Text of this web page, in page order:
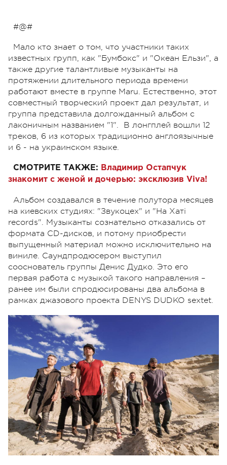
#@#
Мало кто знает о том, что участники таких
известных групп, как "Бумбокс" и "Океан Ельзи", а
также другие талантливые музыканты на
протяжении длительного периода времени
работают вместе в группе Maru. Естественно, этот
совместный творческий проект дал результат, и
группа представила долгожданный альбом с
лаконичным названием "1". В лонгплей вошли 12
треков, 6 из которых традиционно англоязычные
и 6 - на украинском языке.
СМОТРИТЕ ТАКЖЕ: Владимир Остапчук
знакомит с женой и дочерью: эксклюзив Viva!
Альбом создавался в течение полутора месяцев
на киевских студиях: "Звукоцех" и "На Хаті
records". Музыканты сознательно отказались от
формата CD-дисков, и потому приобрести
выпущенный материал можно исключительно на
виниле. Саундпродюсером выступил
сооснователь группы Денис Дудко. Это его
первая работа с музыкой такого направления –
ранее им были спродюсированы два альбома в
рамках джазового проекта DENYS DUDKO sextet.